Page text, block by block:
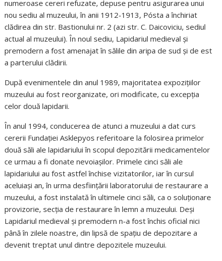
numeroase cereri refuzate, depuse pentru asigurarea unui
nou sediu al muzeului, în anii 1912-1913, Pósta a închiriat
clădirea din str. Bastionului nr. 2 (azi str. C. Daicoviciu, sediul
actual al muzeului). În noul sediu, Lapidariul medieval și
premodern a fost amenajat în sălile din aripa de sud și de est
a parterului clădirii.
După evenimentele din anul 1989, majoritatea expoziţiilor
muzeului au fost reorganizate, ori modificate, cu excepția
celor două lapidarii.
În anul 1994, conducerea de atunci a muzeului a dat curs
cererii Fundaţiei Asklepyos referitoare la folosirea primelor
două săli ale lapidariului în scopul depozitării medicamentelor
ce urmau a fi donate nevoiaşilor. Primele cinci săli ale
lapidariului au fost astfel închise vizitatorilor, iar în cursul
aceluiaşi an, în urma desfiinţării laboratorului de restaurare a
muzeului, a fost instalată în ultimele cinci săli, ca o soluţionare
provizorie, secţia de restaurare în lemn a muzeului. Deși
Lapidariul medieval și premodern n-a fost închis oficial nici
până în zilele noastre, din lipsă de spaţiu de depozitare a
devenit treptat unul dintre depozitele muzeului.